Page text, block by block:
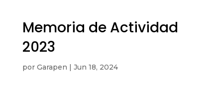
Memoria de Actividad
2023
por Garapen | Jun 18, 2024